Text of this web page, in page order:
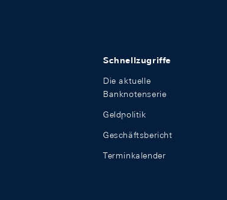
Schnellzugriffe
Die aktuelle
Banknotenserie
Geldpolitik
Geschäftsbericht
Terminkalender